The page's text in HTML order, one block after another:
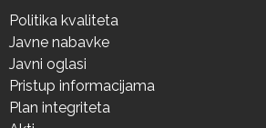
Politika kvaliteta
Javne nabavke
Javni oglasi
Pristup informacijama
Plan integriteta